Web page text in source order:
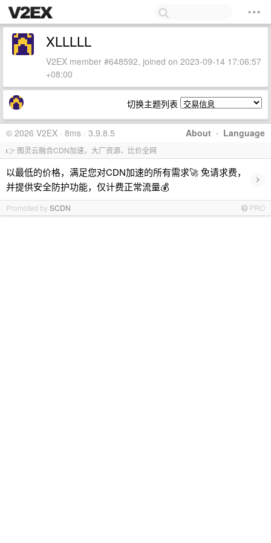
XLLLLL
V2EX member #648592, joined on 2023-09-14 17:06:57
+08:00
切换主题列表
About · Language
© 2026 V2EX · 8ms · 3.9.8.5
👉 图灵云融合CDN加速，大厂资源、比价全网
以最低的价格，满足您对CDN加速的所有需求🚀 免请求费，
并提供安全防护功能，仅计费正常流量💰
›
Promoted bySCDN PRO